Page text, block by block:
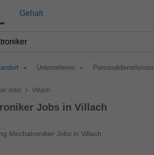
Gehalt
Unternehmen Personaldienstleister
Jobs > Villach
Jobs in Villach
Mechatroniker Jobs in Villach